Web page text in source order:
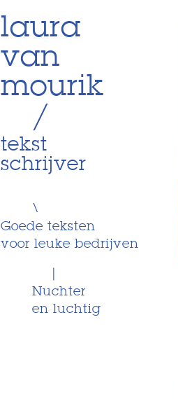
Skip
to
content
laura
van
mourik
/
tekst
schrijver
\
Goede teksten
voor leuke bedrijven
Nuchter
en luchtig